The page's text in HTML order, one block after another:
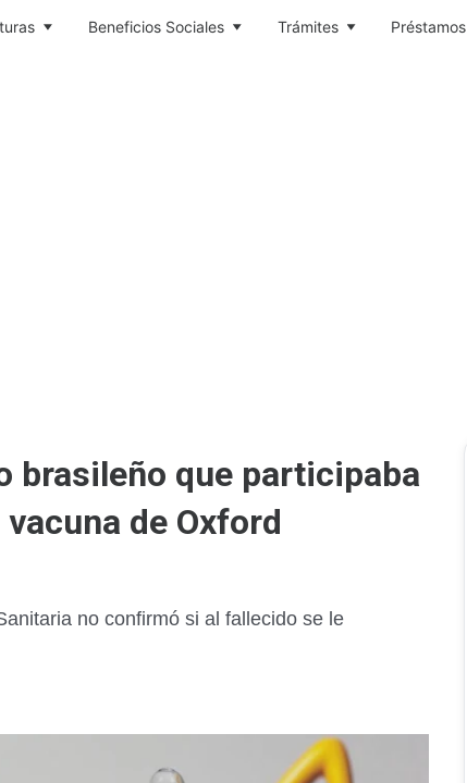
Beneficios Sociales Trámites Préstamos
brasileño que participaba
de Oxford
no confirmó si al fallecido se le